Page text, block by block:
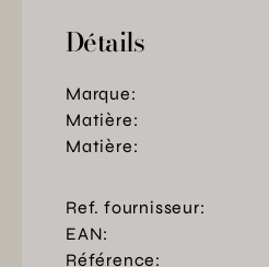
Détails
Marque:
Matière:
Matière:
Ref. fournisseur:
EAN:
Référence: